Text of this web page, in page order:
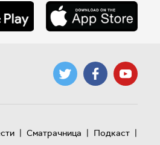
| Сматрачница | Подкаст |